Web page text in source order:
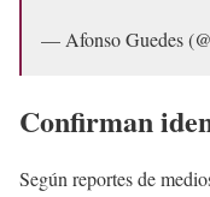
— Afonso Guedes
Confirman
Según reportes de